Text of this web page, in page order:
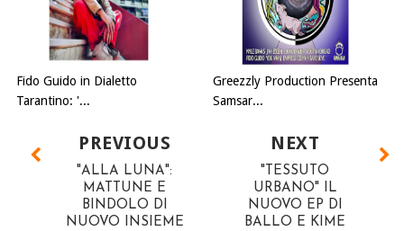
Fido Guido in Dialetto
Tarantino: '...
Greezzly Production Presenta
Samsar...
NEXT
"TESSUTO
URBANO" IL
NUOVO EP DI
BALLO E KIME
PREVIOUS
"ALLA LUNA":
MATTUNE E
BINDOLO DI
NUOVO INSIEME